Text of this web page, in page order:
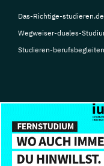
Das-Richtige-studieren.de
Wegweiser-duales-
Studieren-
© Copyright 2026, TarGroup
Impressum